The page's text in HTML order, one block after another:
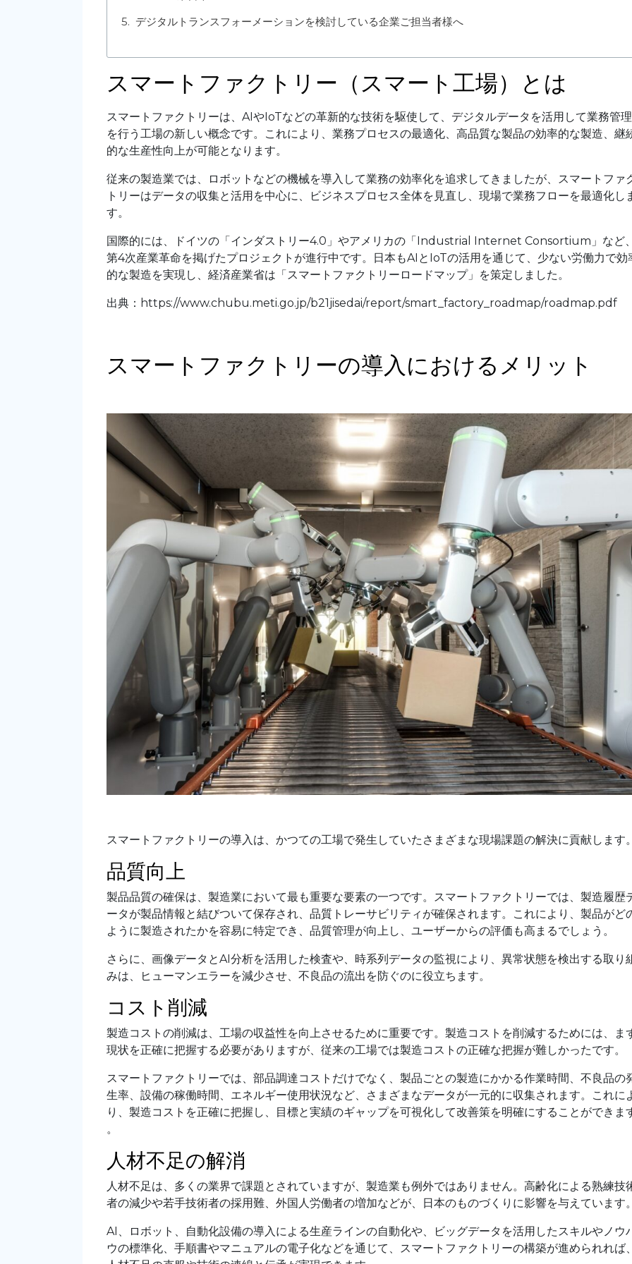
デジタルトランスフォーメーションを検討している企業ご担当者様へ
スマートファクトリー（スマート工場）とは
スマートファクトリーは、AIやIoTなどの革新的な技術を駆使して、デジタルデータを活用して業務管理
を行う工場の新しい概念です。これにより、業務プロセスの最適化、高品質な製品の効率的な製造、継
的な生産性向上が可能となります。
従来の製造業では、ロボットなどの機械を導入して業務の効率化を追求してきましたが、スマートファ
トリーはデータの収集と活用を中心に、ビジネスプロセス全体を見直し、現場で業務フローを最適化し
す。
国際的には、ドイツの「インダストリー4.0」やアメリカの「Industrial Internet Consortium」など、
第4次産業革命を掲げたプロジェクトが進行中です。日本もAIとIoTの活用を通じて、少ない労働力で効
的な製造を実現し、経済産業省は「スマートファクトリーロードマップ」を策定しました。
出典 ：https://www.chubu.meti.go.jp/b21jisedai/report/smart_factory_roadmap/roadmap.pdf
スマートファクトリーの導入におけるメリット
スマートファクトリーの導入は、かつての工場で発生していたさまざまな現場課題の解決に貢献します。
品質向上
製品品質の確保は、製造業において最も重要な要素の一つです。スマートファクトリーでは、製造履歴
ータが製品情報と結びついて保存され、品質トレーサビリティが確保されます。これにより、製品がど
ように製造されたかを容易に特定でき、品質管理が向上し、ユーザーからの評価も高まるでしょう。
さらに、画像データとAI分析を活用した検査や、時系列データの監視により、異常状態を検出する取り
みは、ヒューマンエラーを減少させ、不良品の流出を防ぐのに役立ちます。
コスト削減
製造コストの削減は、工場の収益性を向上させるために重要です。製造コストを削減するためには、ま
現状を正確に把握する必要がありますが、従来の工場では製造コストの正確な把握が難しかったです。
スマートファクトリーでは、部品調達コストだけでなく、製品ごとの製造にかかる作業時間、不良品の
生率、設備の稼働時間、エネルギー使用状況など、さまざまなデータが一元的に収集されます。これに
り、製造コストを正確に把握し、目標と実績のギャップを可視化して改善策を明確にすることができま
。
人材不足の解消
人材不足は、多くの業界で課題とされていますが、製造業も例外ではありません。高齢化による熟練技
者の減少や若手技術者の採用難、外国人労働者の増加などが、日本のものづくりに影響を与えています。
AI、ロボット、自動化設備の導入による生産ラインの自動化や、ビッグデータを活用したスキルやノウ
ウの標準化、手順書やマニュアルの電子化などを通じて、スマートファクトリーの構築が進められれば、